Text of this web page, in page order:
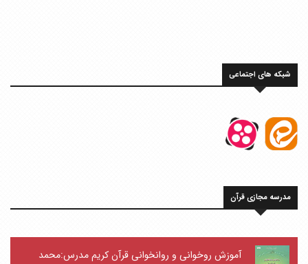
شبکه های اجتماعی
مدرسه مجازی قرآن
آموزش روخوانی و روانخوانی قرآن کریم مدرس:محمد